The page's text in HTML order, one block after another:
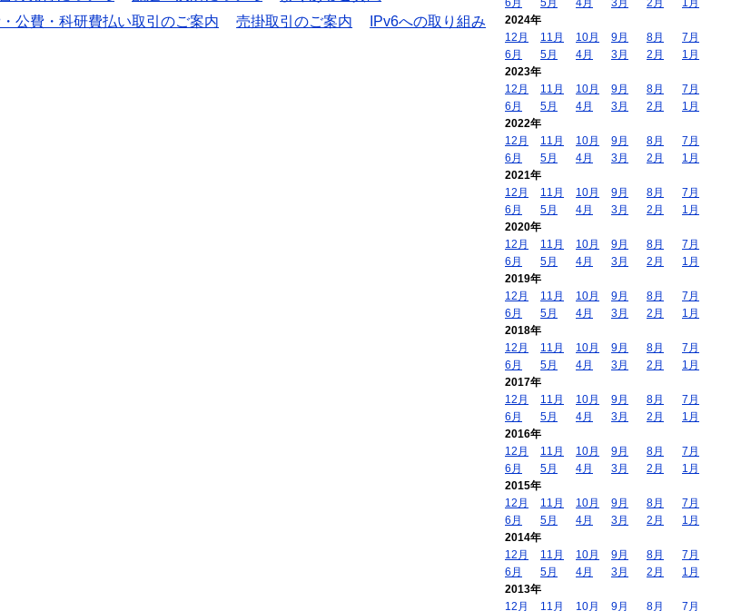
公費・科研費払い取引のご案内 売掛取引のご案内
IPv6への取り組み
2024年
12月
11月 10月 9月 8月
7月
6月
5月 4月 3月 2月
1月
2023年
12月
11月 10月 9月 8月
7月
6月
5月 4月 3月 2月
1月
2022年
12月
11月 10月 9月 8月
7月
6月
5月 4月 3月 2月
1月
2021年
12月
11月 10月 9月 8月
7月
6月
5月 4月 3月 2月
1月
2020年
12月
11月 10月 9月 8月
7月
6月
5月 4月 3月 2月
1月
2019年
12月
11月 10月 9月 8月
7月
6月
5月 4月 3月 2月
1月
2018年
12月
11月 10月 9月 8月
7月
6月
5月 4月 3月 2月
1月
2017年
12月
11月 10月 9月 8月
7月
6月
5月 4月 3月 2月
1月
2016年
12月
11月 10月 9月 8月
7月
6月
5月 4月 3月 2月
1月
2015年
12月
11月 10月 9月 8月
7月
6月
5月 4月 3月 2月
1月
2014年
12月
11月 10月 9月 8月
7月
6月
5月 4月 3月 2月
1月
2013年
12月
11月 10月 9月 8月 7月